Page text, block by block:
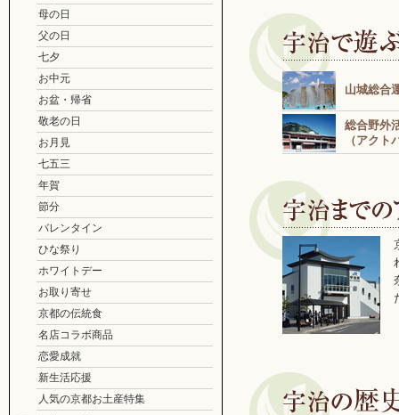
母の日
父の日
七夕
お中元
お盆・帰省
敬老の日
お月見
七五三
年賀
節分
バレンタイン
ひな祭り
ホワイトデー
お取り寄せ
京都の伝統食
名店コラボ商品
恋愛成就
新生活応援
人気の京都お土産特集
山城総合
総合野外
（アクト